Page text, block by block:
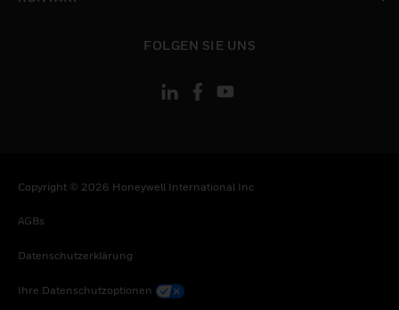
FOLGEN SIE UNS
Copyright © 2026 Honeywell International Inc
AGBs
Datenschutzerklärung
Ihre Datenschutzoptionen